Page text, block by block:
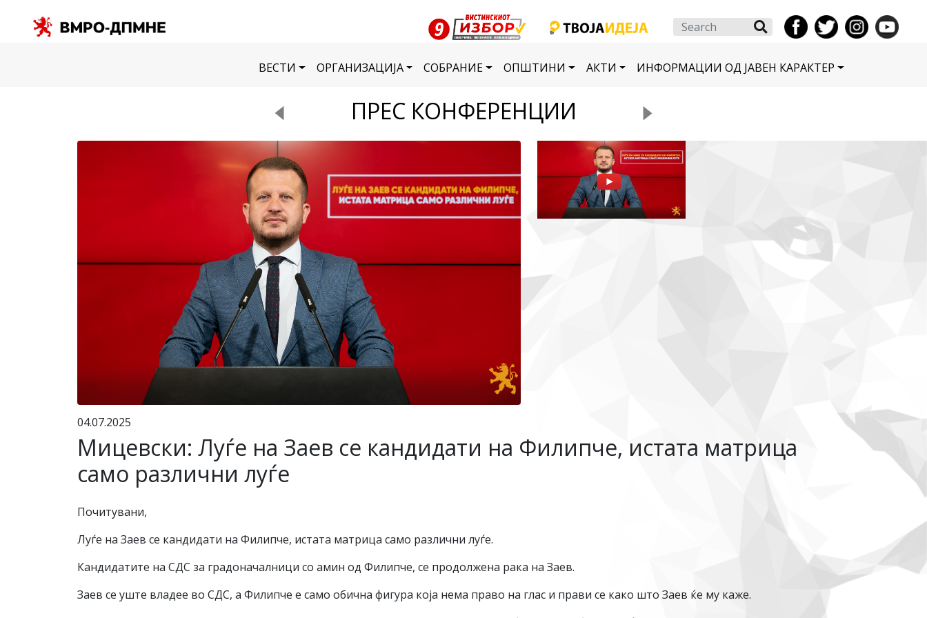
Search
ВЕСТИ ОРГАНИЗАЦИЈА СОБРАНИЕ ОПШТИНИ АКТИ ИНФОРМАЦИИ ОД ЈАВЕН КАРАКТЕР
ПРЕС КОНФЕРЕНЦИИ
04.07.2025
Мицевски: Луѓе на Заев се кандидати на Филипче, истата матрица
само различни луѓе
Почитувани,
Луѓе на Заев се кандидати на Филипче, истата матрица само различни луѓе.
Кандидатите на СДС за градоначалници со амин од Филипче, се продолжена рака на Заев.
Заев се уште владее во СДС, а Филипче е само обична фигура која нема право на глас и прави се како што Заев ќе му каже.